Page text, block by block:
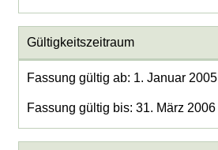
Gültigkeitszeitraum
Fassung gültig ab: 1. Januar 2005
Fassung gültig bis: 31. März 2006